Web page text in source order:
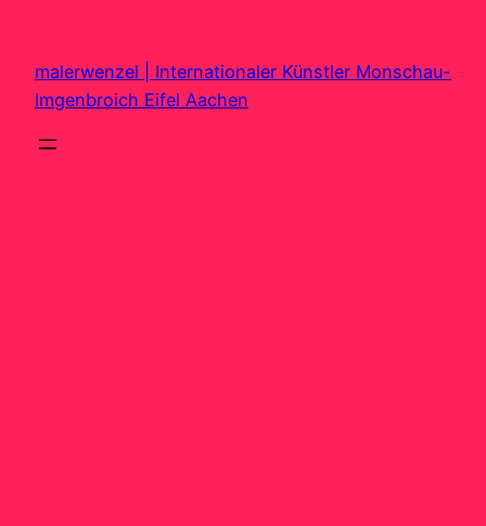
springen
malerwenzel | Internationaler Künstler Monschau-
Imgenbroich Eifel Aachen